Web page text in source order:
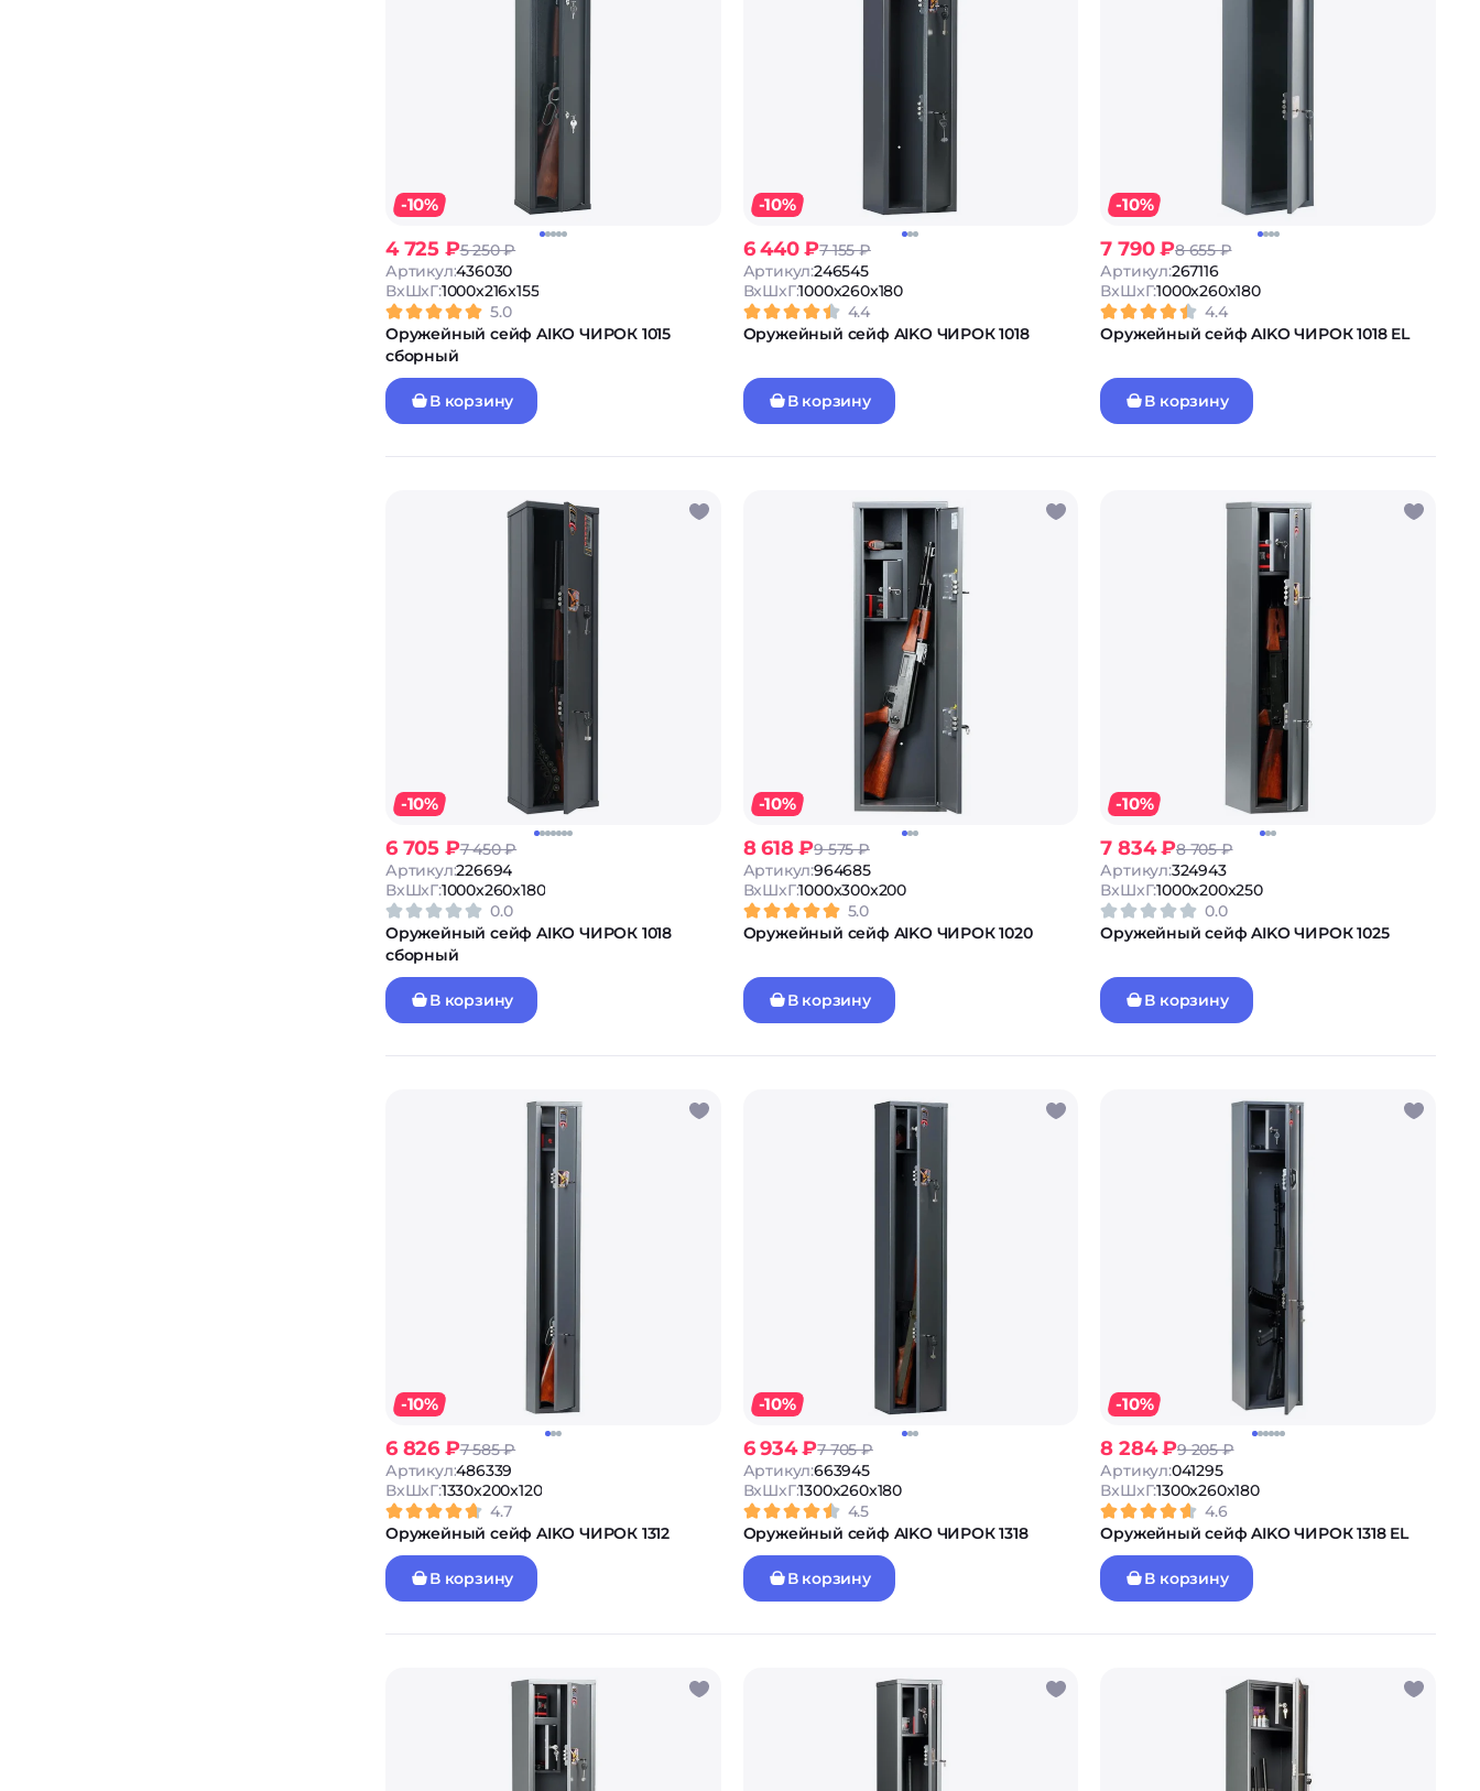
-10%
4 725 ₽5 250 ₽
Артикул:436030
ВxШxГ:1000x216x155
5.0
Оружейный сейф AIKO ЧИРОК 1015
сборный
В корзину
-10%
6 440 ₽7 155 ₽
Артикул:246545
ВxШxГ:1000x260x180
4.4
Оружейный сейф AIKO ЧИРОК 1018
В корзину
-10%
7 790 ₽8 655 ₽
Артикул:267116
ВxШxГ:1000x260x180
4.4
Оружейный сейф AIKO ЧИРОК 1018 EL
В корзину
-10%
6 705 ₽7 450 ₽
Артикул:226694
ВxШxГ:1000x260x180
0.0
Оружейный сейф AIKO ЧИРОК 1018
сборный
В корзину
-10%
8 618 ₽9 575 ₽
Артикул:964685
ВxШxГ:1000x300x200
5.0
Оружейный сейф AIKO ЧИРОК 1020
В корзину
-10%
7 834 ₽8 705 ₽
Артикул:324943
ВxШxГ:1000x200x250
0.0
Оружейный сейф AIKO ЧИРОК 1025
В корзину
-10%
6 826 ₽7 585 ₽
Артикул:486339
ВxШxГ:1330x200x120
4.7
Оружейный сейф AIKO ЧИРОК 1312
В корзину
-10%
6 934 ₽7 705 ₽
Артикул:663945
ВxШxГ:1300x260x180
4.5
Оружейный сейф AIKO ЧИРОК 1318
В корзину
-10%
8 284 ₽9 205 ₽
Артикул:041295
ВxШxГ:1300x260x180
4.6
Оружейный сейф AIKO ЧИРОК 1318 EL
В корзину